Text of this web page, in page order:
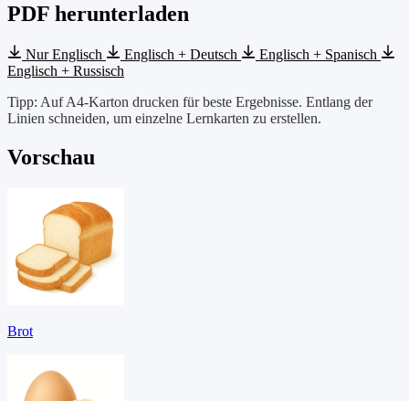
PDF herunterladen
Nur Englisch Englisch + Deutsch
Englisch + Spanisch
Englisch + Russisch
Tipp: Auf A4-Karton drucken für beste Ergebnisse. Entlang der
Linien schneiden, um einzelne Lernkarten zu erstellen.
Vorschau
Brot